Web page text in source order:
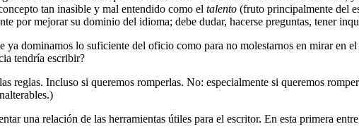
tan inasible y mal entendido como el talento (fruto principalmente del
por mejorar su dominio del idioma; debe dudar, hacerse preguntas, tener
ya dominamos lo suficiente del oficio como para no molestarnos en mirar en
tendría escribir?
reglas. Incluso si queremos romperlas. No: especialmente si queremos
una relación de las herramientas útiles para el escritor. En esta primera